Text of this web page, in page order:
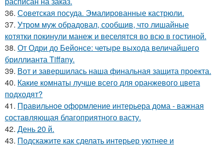
36. Советская посуда. Эмалированные кастрюли.
37. Утром муж обрадовал, сообщив, что лишайные
котятки покинули манеж и веселятся во всю в гостиной.
38. От Одри до Бейонсе: четыре выхода величайшего
бриллианта Tiffany.
39. Вот и завершилась наша финальная защита проекта.
40. Какие комнаты лучше всего для оранжевого цвета
подходят?
41. Правильное оформление интерьера дома - важная
составляющая благоприятного васту.
42. День 20 й.
43. Подскажите как сделать интерьер уютнее и